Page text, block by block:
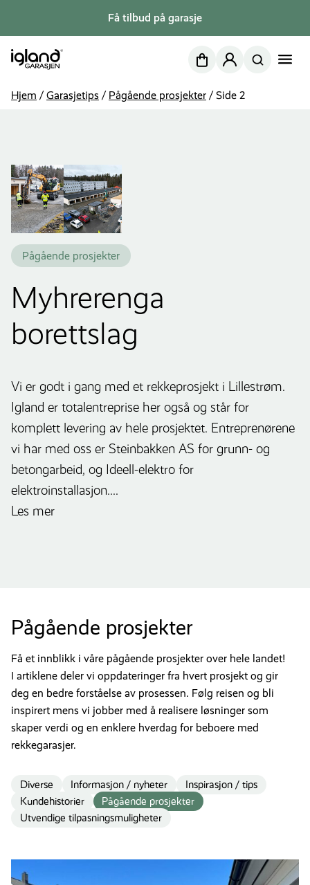
Få tilbud på garasje
NettbutikkMin side
Hjem /Garasjetips / Pågående prosjekter /Side 2
Pågående prosjekter
Myhrerenga
borettslag
Vi er godt i gang med et rekkeprosjekt i Lillestrøm.
Igland er totalentreprise her også og står for
komplett levering av hele prosjektet. Entreprenørene
vi har med oss er Steinbakken AS for grunn- og
betongarbeid, og Ideell-elektro for
elektroinstallasjon....
Les mer
Pågående prosjekter
Få et innblikk i våre pågående prosjekter over hele landet!
I artiklene deler vi oppdateringer fra hvert prosjekt og gir
deg en bedre forståelse av prosessen. Følg reisen og bli
inspirert mens vi jobber med å realisere løsninger som
skaper verdi og en enklere hverdag for beboere med
rekkegarasjer.
Diverse Informasjon / nyheter
Inspirasjon / tips
Kundehistorier
Pågående prosjekter
Utvendige tilpasningsmuligheter